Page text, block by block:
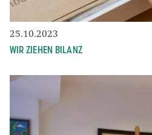
25.10.2023
WIR ZIEHEN BILANZ